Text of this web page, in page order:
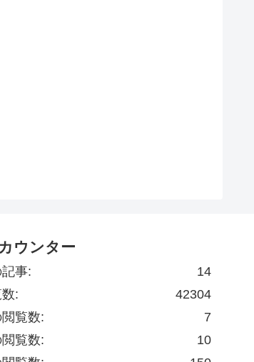
ウンター
14
事:
42304
:
7
覧数:
10
覧数: